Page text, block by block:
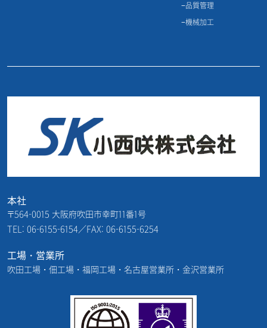
品質管理
機械加工
本社
〒564-0015 大阪府吹田市幸町11番1号
TEL: 06-6155-6154／FAX: 06-6155-6254
工場・営業所
吹田工場・佃工場・福岡工場・名古屋営業所・金沢営業所